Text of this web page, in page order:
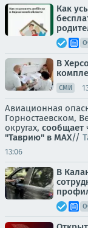
Как
В
СМИ
Авиационная
Горностаевском,
округах, сообщает
"Таврию" в MAX//
13:06
В